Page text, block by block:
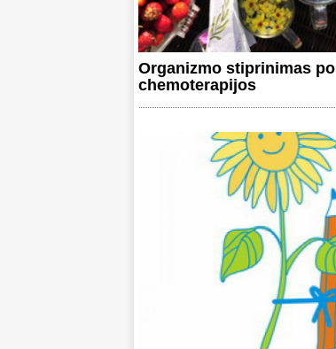
Organizmo stiprinimas po
chemoterapijos